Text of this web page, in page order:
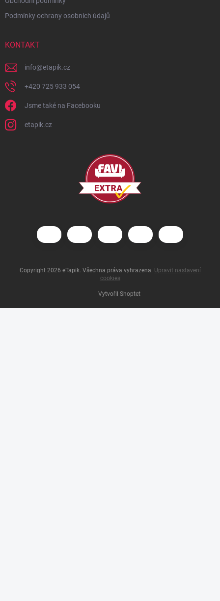
Podmínky ochrany osobních údajů
KONTAKT
info@etapik.cz
+420 725 933 054
Jsme také na Facebooku
etapik.cz
Vytvořil Shoptet
Copyright 2026 eTapik. Všechna práva vyhrazena. Upravit nastavení
cookies